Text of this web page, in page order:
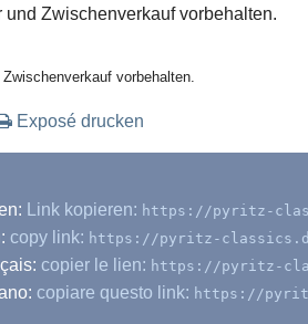
und Zwischenverkauf vorbehalten.
vorbehalten.
Exposé drucken
Link kopieren: https://pyritz-
copy link: https://pyritz-
copier le lien: https://pyritz-
copiare questo link: https://